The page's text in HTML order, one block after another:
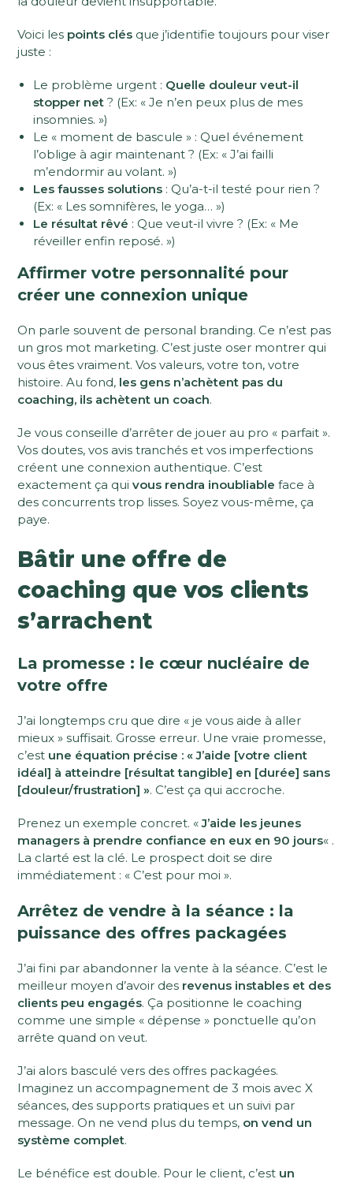
Voici les points clés que j’identifie toujours pour viser
juste :
Le problème urgent : Quelle douleur veut-il
stopper net ? (Ex: « Je n’en peux plus de mes
insomnies. »)
Le « moment de bascule » : Quel événement
l’oblige à agir maintenant ? (Ex: « J’ai failli
m’endormir au volant. »)
Les fausses solutions : Qu’a-t-il testé pour rien ?
(Ex: « Les somnifères, le yoga… »)
Le résultat rêvé : Que veut-il vivre ? (Ex: « Me
réveiller enfin reposé. »)
Affirmer votre personnalité pour
créer une connexion unique
On parle souvent de personal branding. Ce n’est pas
un gros mot marketing. C’est juste oser montrer qui
vous êtes vraiment. Vos valeurs, votre ton, votre
histoire. Au fond, les gens n’achètent pas du
coaching, ils achètent un coach.
Je vous conseille d’arrêter de jouer au pro « parfait ».
Vos doutes, vos avis tranchés et vos imperfections
créent une connexion authentique. C’est
exactement ça quivous rendra inoubliable face à
des concurrents trop lisses. Soyez vous-même, ça
paye.
Bâtir une offre de
coaching que vos clients
s’arrachent
La promesse : le cœur nucléaire de
votre offre
J’ai longtemps cru que dire « je vous aide à aller
mieux » suffisait. Grosse erreur. Une vraie promesse,
c’est une équation précise : « J’aide [votre client
idéal] à atteindre [résultat tangible] en [durée] sans
[douleur/frustration] ». C’est ça qui accroche.
Prenez un exemple concret. «J’aide les jeunes
managers à prendre confiance en eux en 90 jours« .
La clarté est la clé. Le prospect doit se dire
immédiatement : « C’est pour moi ».
Arrêtez de vendre à la séance : la
puissance des offres packagées
J’ai fini par abandonner la vente à la séance. C’est le
meilleur moyen d’avoir des revenus instables et des
clients peu engagés. Ça positionne le coaching
comme une simple « dépense » ponctuelle qu’on
arrête quand on veut.
J’ai alors basculé vers des offres packagées.
Imaginez un accompagnement de 3 mois avec X
séances, des supports pratiques et un suivi par
message. On ne vend plus du temps, on vend un
système complet.
Le bénéfice est double. Pour le client, c’est un